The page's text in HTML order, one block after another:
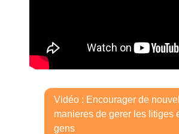
Vidéo : Encourager de
manieres de gerer les litiges
gens